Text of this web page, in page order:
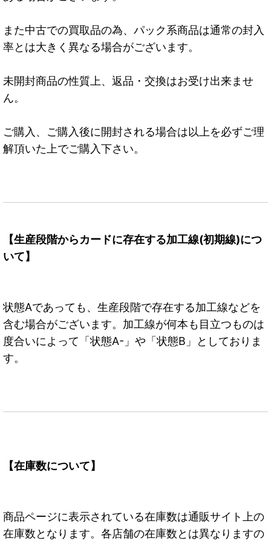
また中古での買取品の為、パック系商品は通常の封入
率とは大きく異なる場合がございます。
未開封商品の性質上、返品・交換はお受け出来ませ
ん。
ご購入、ご購入後に開封される場合は以上を必ずご理
解頂いた上でご購入下さい。
【生産段階からカードに存在する加工線(初期線)につ
いて】
状態Aであっても、生産段階で存在する加工線などを
含む場合がございます。加工線が何本も目立つものは
度合いによって「状態A-」や「状態B」としておりま
す。
【在庫数について】
商品ページに表示されている在庫数は通販サイト上の
在庫数となります。各店舗の在庫数とは異なりますの